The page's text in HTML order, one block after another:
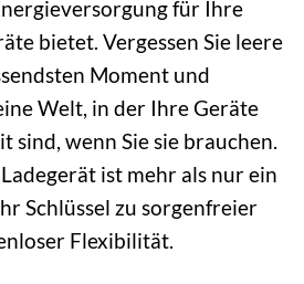
für Ihre
bietet. Vergessen Sie leere
Moment und
Welt, in der Ihre Geräte
sind, wenn Sie sie brauchen.
ist mehr als nur ein
Schlüssel zu sorgenfreier
Flexibilität.